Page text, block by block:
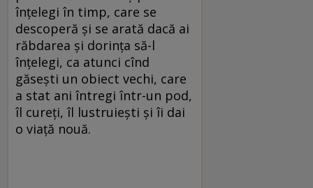
înţelegi în timp, care se
descoperă şi se arată dacă ai
răbdarea şi dorinţa să-l
înţelegi, ca atunci cînd
găseşti un obiect vechi, care
a stat ani întregi într-un pod,
îl cureţi, îl lustruieşti şi îi dai
o viaţă nouă.